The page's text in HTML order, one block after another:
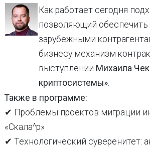
Как работает сегодня
позволяющий
зарубежными
бизнесу механизм
выступлении Михаила
криптосистемы».
Также в программе:
✔ Проблемы проектов миграции
«Скала^р»
✔ Технологический суверенитет: